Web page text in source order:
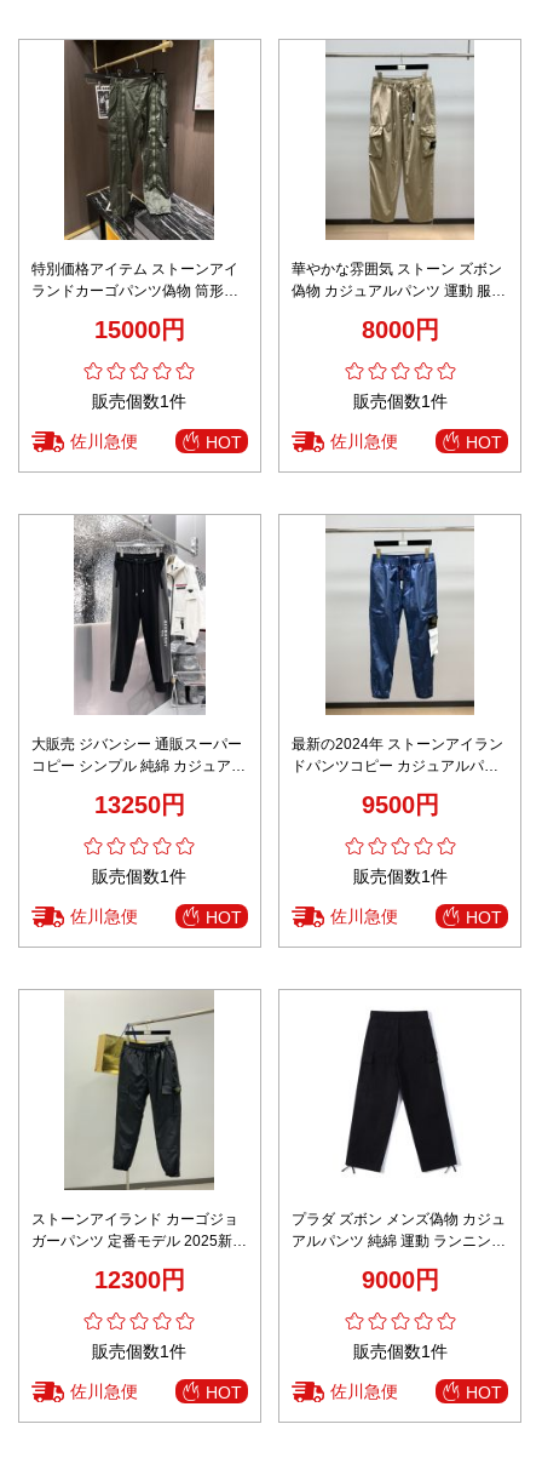
特別価格アイテム ストーンアイ
ランドカーゴパンツ偽物 筒形ズ
かい グリーン15000円
販売個数1件
佐川急便 HOT
華やかな雰囲気 ストーン ズボン
偽物 カジュアルパンツ 運動 服
8000円
販売個数1件
佐川急便 HOT
大販売 ジバンシー 通販スーパー
コピー シンプル 純綿 カジュアル
13250円
販売個数1件
佐川急便 HOT
最新の2024年 ストーンアイラン
ドパンツコピー カジュアルパン
9500円
販売個数1件
佐川急便 HOT
ストーンアイランド カーゴジョ
ガーパンツ 定番モデル 2025新作
な着心地 男女兼用 安心サイト
12300円
販売個数1件
佐川急便 HOT
プラダ ズボン メンズ偽物 カジュ
アルパンツ 純綿 運動 ランニング
9000円
販売個数1件
佐川急便 HOT